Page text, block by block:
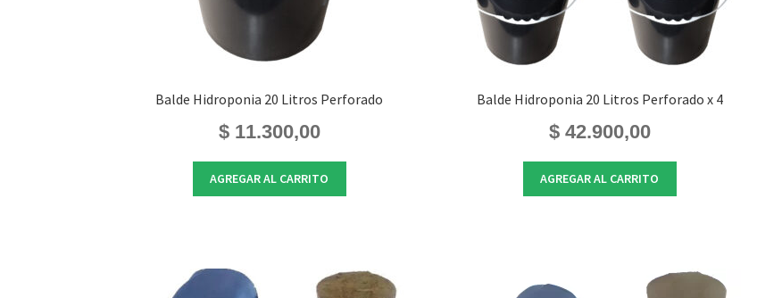
Balde Hidroponia 20 Litros Perforado
$11.300,00
AGREGAR AL CARRITO
Balde Hidroponia 20 Litros Perforado x 4
$42.900,00
AGREGAR AL CARRITO